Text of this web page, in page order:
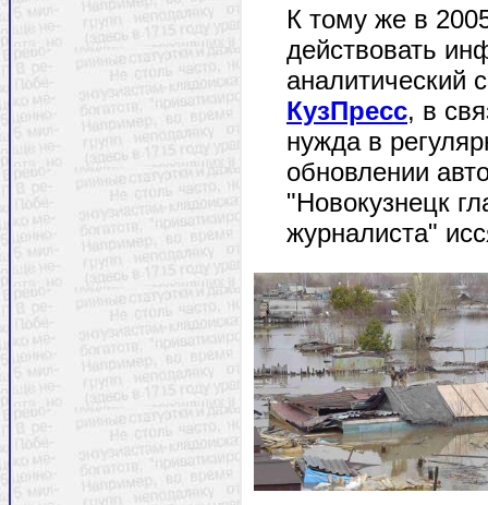
К тому же в
действовать
аналитический
КузПресс, в
нужда в
обновлении
"Новокузнецк
журналиста"